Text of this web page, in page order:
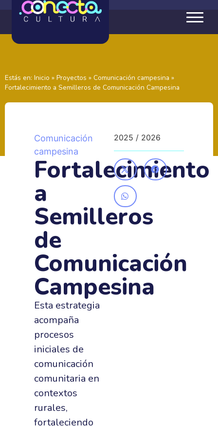
Estás en: Inicio » Proyectos » Comunicación campesina »
Fortalecimiento a Semilleros de Comunicación Campesina
Comunicación
campesina
Fortalecimiento
a
Semilleros
de
Comunicación
Campesina
Esta estrategia
acompaña
procesos
iniciales de
comunicación
comunitaria en
contextos
rurales,
fortaleciendo
2025 / 2026